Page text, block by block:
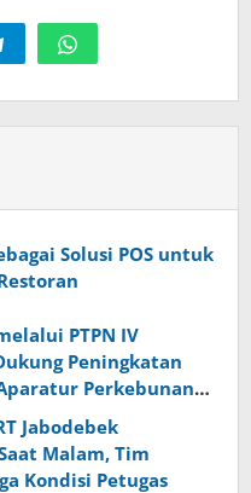
Solusi POS untuk
PTPN IV
Peningkatan
Perkebunan
Avenza Maps di
Jabodebek
Malam, Tim
Kondisi Petugas